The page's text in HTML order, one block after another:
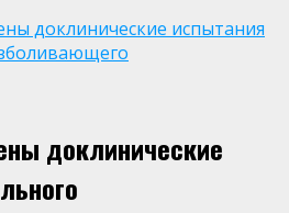
доклинические испытания
доклинические